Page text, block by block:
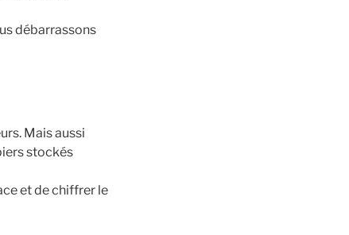
débarrassons
Mais aussi
stockés
et de chiffrer le